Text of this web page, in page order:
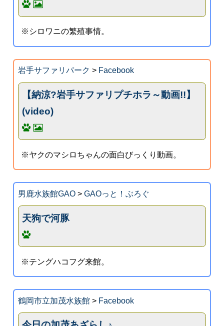
※シロワニの繁殖事情。
岩手サファリパーク > Facebook
【納涼?岩手サファリプチホラ～動画!!】
(video)
※ヤクのマシロちゃんの面白びっくり動画。
男鹿水族館GAO> GAOっと！ぶろぐ
天狗で河豚
※テングハコフグ来館。
鶴岡市立加茂水族館> Facebook